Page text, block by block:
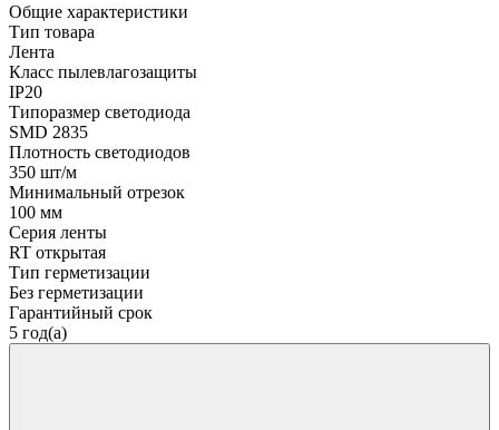
Общие характеристики
Тип товара
Лента
Класс пылевлагозащиты
IP20
Типоразмер светодиода
SMD 2835
Плотность светодиодов
350 шт/м
Минимальный отрезок
100 мм
Серия ленты
RT открытая
Тип герметизации
Без герметизации
Гарантийный срок
5 год(а)